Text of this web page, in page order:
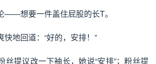
——想要一件盖住屁股的长T。
地回道：“好的，安排！”
丝提议改一下袖长，她说“安排”；粉丝提